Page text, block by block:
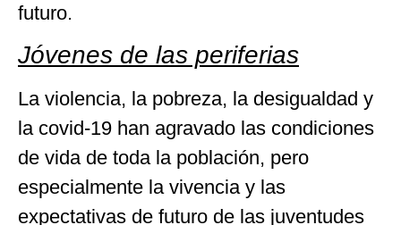
futuro.
Jóvenes de las periferias
La violencia, la pobreza, la desigualdad y
la covid-19 han agravado las condiciones
de vida de toda la población, pero
especialmente la vivencia y las
expectativas de futuro de las juventudes